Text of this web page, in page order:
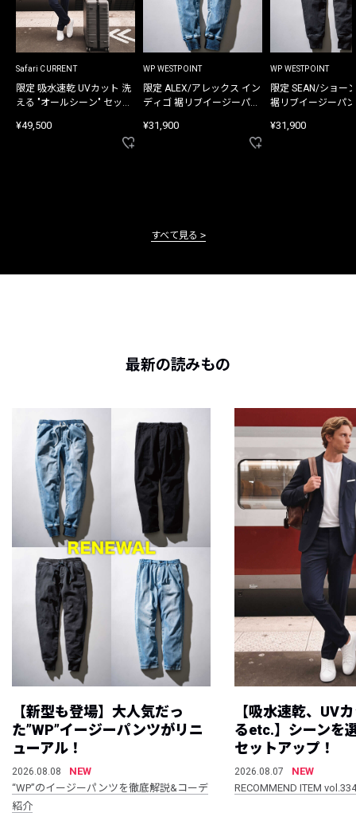
Safari CURRENT
限定 吸水速乾 UVカット 洗
える "オールシーン" セット
¥49,500
WP WESTPOINT
限定 ALEX/アレックス イン
ディゴ 裾リブイージーパン
¥31,900
WP WESTPOINT
限定 SEAN/ショー
裾リブイージーパ
¥31,900
すべて見る
最新の読みもの
【新型も登場】大人気だっ
た”WP”イージーパンツがリニ
ューアル！
2026.08.08
NEW
“WP”のイージーパンツを徹底解説&コーデ
紹介
【吸水速乾、UV
るetc.】シーンを
セットアップ！
2026.08.07
NEW
RECOMMEND ITEM vol.334